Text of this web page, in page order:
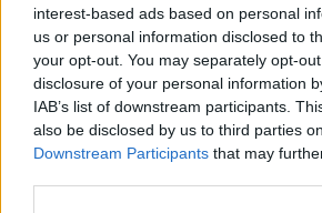
interest-based ads based on personal
us or personal information disclosed to
your opt-out. You may separately opt-
disclosure of your personal information
IAB’s list of downstream participants.
also be disclosed by us to third parties
Downstream Participants that may
SALUD Y BIENESTAR